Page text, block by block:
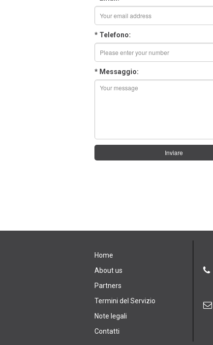
* Telefono:
* Messaggio:
Inviare
Home
About us
Partners
Termini del Servizio
Note legali
Contatti